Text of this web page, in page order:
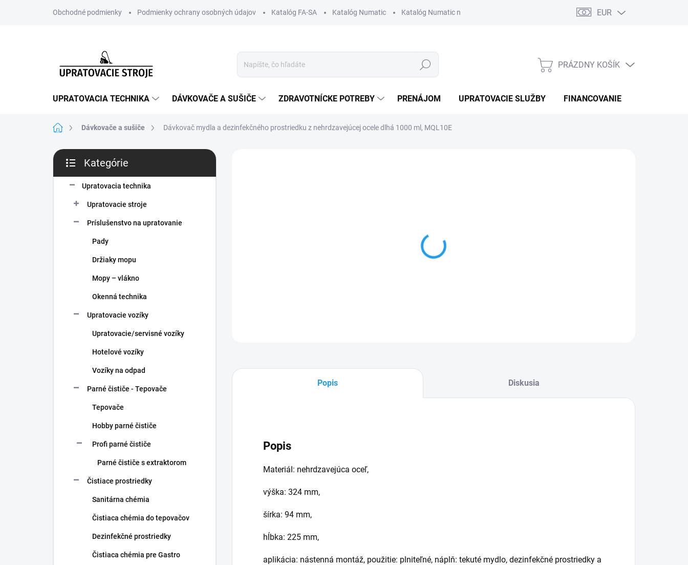
Obchodné podmienky Podmienky ochrany osobných údajov Katalóg FA-SA Katalóg Numatic Katalóg Numatic náhradné diely EUR
Hľadať
NÁKUPNÝ
PRÁZDNY KOŠÍK
UPRATOVACIA TECHNIKA DÁVKOVAČE A SUŠIČE ZDRAVOTNÍCKE POTREBY PRENÁJOM UPRATOVACIE SLUŽBY FINANCOVANIE
DomovDávkovače a sušiče Dávkovač mydla a dezinfekčného prostriedku z nehrdzavejúcej ocele dlhá 1000 ml, MQL10E
B
č
kategórie
Kategórie
Upratovacia technika
Upratovacie stroje
Príslušenstvo na upratovanie
Pady
Držiaky mopu
Mopy – vlákno
Okenná technika
Upratovacie vozíky
Upratovacie/servisné vozíky
Hotelové vozíky
Vozíky na odpad
Parné čističe - Tepovače
Tepovače
Hobby parné čističe
Profi parné čističe
Parné čističe s extraktorom
Čistiace prostriedky
Sanitárna chémia
Čistiaca chémia do tepovačov
Dezinfekčné prostriedky
Čistiaca chémia pre Gastro
Popis Diskusia
Popis
Materiál: nehrdzavejúca oceľ,
výška: 324 mm,
šírka: 94 mm,
hĺbka: 225 mm,
aplikácia: nástenná montáž, použitie: plniteľné, náplň: tekuté mydlo, dezinfekčné prostriedky a